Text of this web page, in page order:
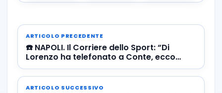
ARTICOLO PRECEDENTE
☎️ NAPOLI. Il Corriere dello Sport: “Di
Lorenzo ha telefonato a Conte, ecco
cosa sta accadendo…”
ARTICOLO SUCCESSIVO